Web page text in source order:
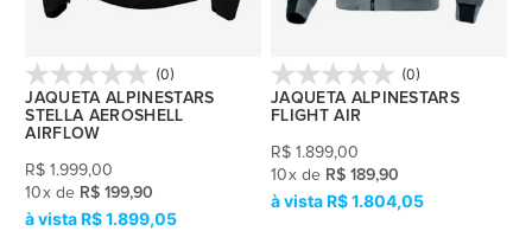
(0)
JAQUETA ALPINESTARS
STELLA AEROSHELL
AIRFLOW
R$ 1.999,00
10x de R$ 199,90
R$ 1.899,05
(0)
JAQUETA ALPINESTARS
FLIGHT AIR
R$ 1.899,00
10x de R$ 189,90
R$ 1.804,05